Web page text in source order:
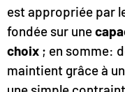
est appropriée par
fondée sur une
choix ; en somme:
maintient grâce à